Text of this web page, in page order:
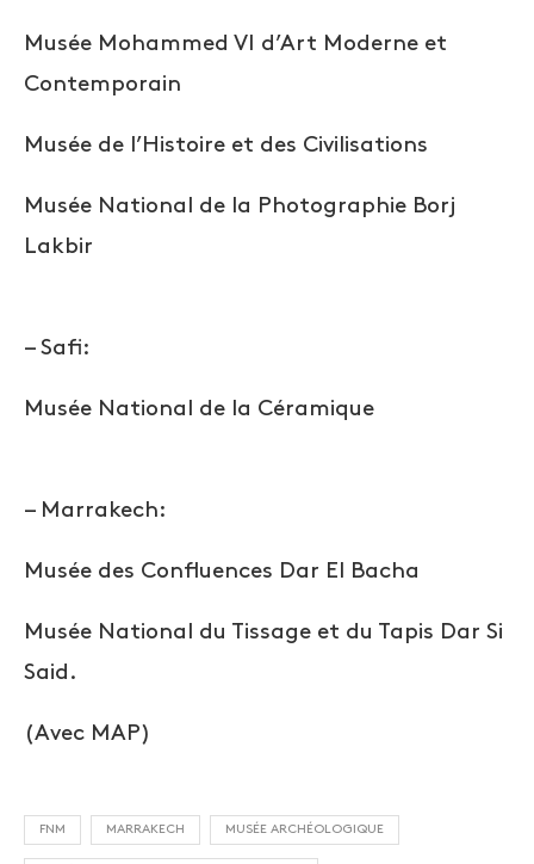
Musée Mohammed VI d’Art Moderne et
Contemporain
Musée de l’Histoire et des Civilisations
Musée National de la Photographie Borj
Lakbir
– Safi:
Musée National de la Céramique
– Marrakech:
Musée des Confluences Dar El Bacha
Musée National du Tissage et du Tapis Dar Si
Said.
(Avec MAP)
FNM MARRAKECH MUSÉE ARCHÉOLOGIQUE